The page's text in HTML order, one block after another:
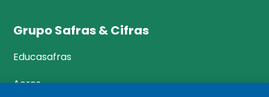
Grupo Safras & Cifras
Educasafras
Acres